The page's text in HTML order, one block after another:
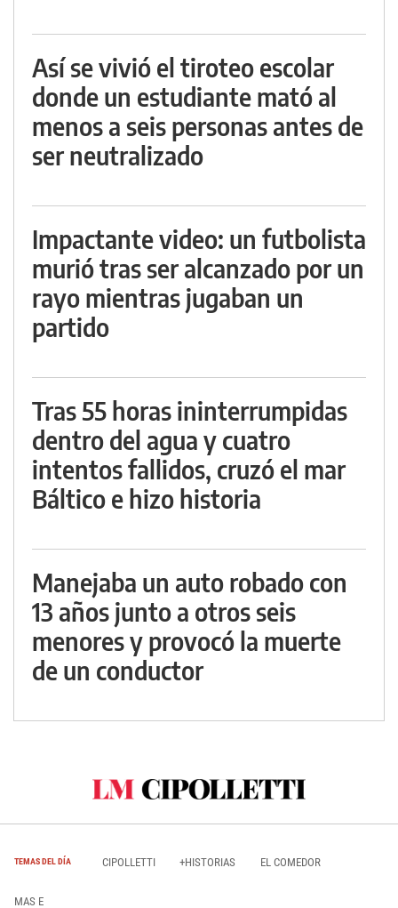
Así se vivió el tiroteo escolar
donde un estudiante mató al
menos a seis personas antes de
ser neutralizado
Impactante video: un futbolista
murió tras ser alcanzado por un
rayo mientras jugaban un
partido
Tras 55 horas ininterrumpidas
dentro del agua y cuatro
intentos fallidos, cruzó el mar
Báltico e hizo historia
Manejaba un auto robado con
13 años junto a otros seis
menores y provocó la muerte
de un conductor
TEMAS DEL DÍA CIPOLLETTI +HISTORIAS EL COMEDOR
MAS E